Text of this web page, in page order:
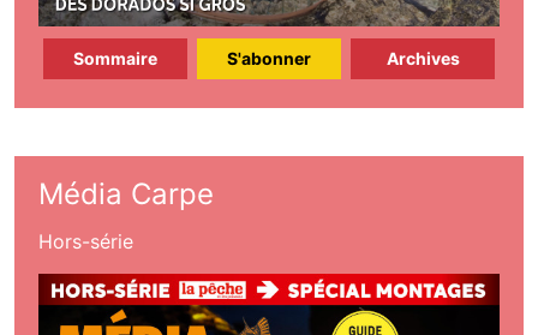
Sommaire S'abonner Archives
Média Carpe
Hors-série